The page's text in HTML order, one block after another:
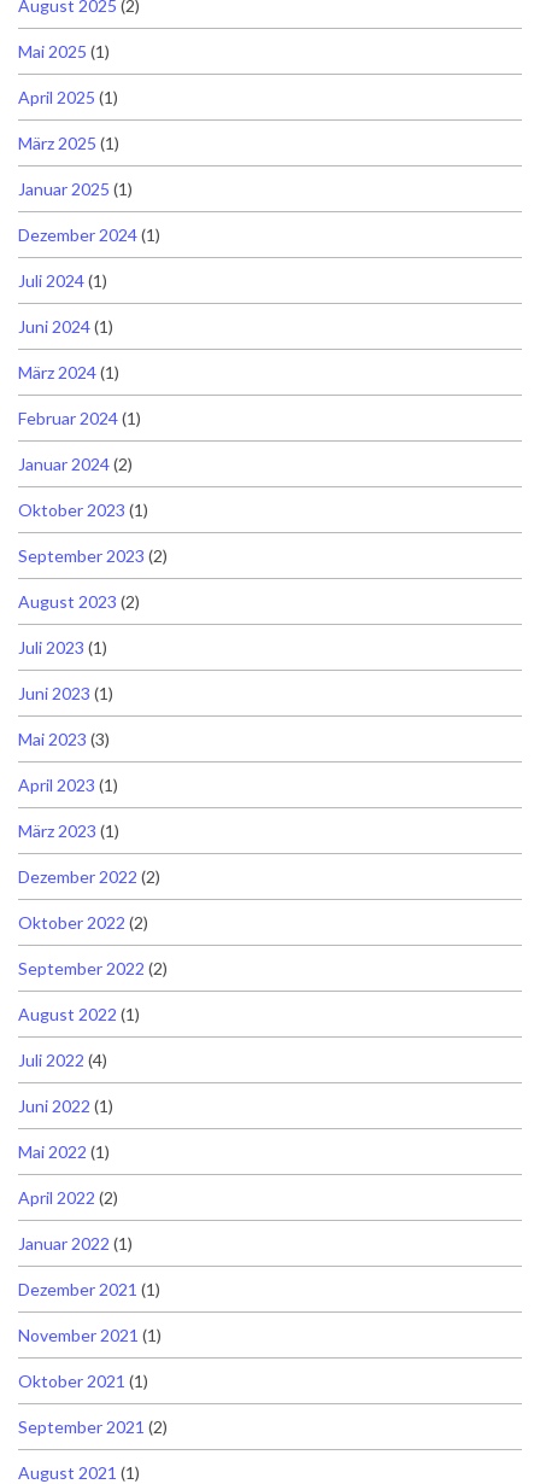
August 2025 (2)
Mai 2025 (1)
April 2025 (1)
März 2025 (1)
Januar 2025 (1)
Dezember 2024(1)
Juli 2024(1)
Juni 2024(1)
März 2024(1)
Februar 2024(1)
Januar 2024(2)
Oktober 2023 (1)
September 2023 (2)
August 2023 (2)
Juli 2023 (1)
Juni 2023 (1)
Mai 2023 (3)
April 2023 (1)
März 2023 (1)
Dezember 2022 (2)
Oktober 2022 (2)
September 2022 (2)
August 2022 (1)
Juli 2022 (4)
Juni 2022 (1)
Mai 2022 (1)
April 2022 (2)
Januar 2022 (1)
Dezember 2021 (1)
November 2021 (1)
Oktober 2021 (1)
September 2021 (2)
August 2021 (1)